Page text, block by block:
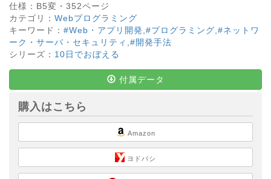
仕様： B5変・ 352ページ
カテゴリ： Webプログラミング
キーワード： #Web・アプリ開発 #プログラミング #ネットワ
ーク・サーバ・セキュリティ #開発手法
シリーズ： 10日でおぼえる
付属データ
購入はこちら
Amazon
ヨドバシ